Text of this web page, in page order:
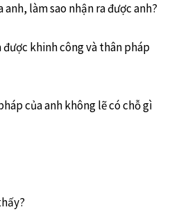
làm sao nhận ra được anh?
được khinh công và thân pháp
của anh không lẽ có chỗ gì